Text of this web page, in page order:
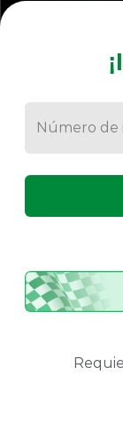
Número de